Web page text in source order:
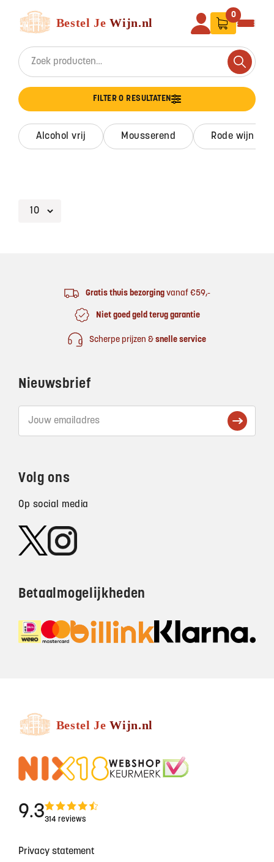
Search for:
Search
0
FILTER 0 RESULTATEN
alcohol vrij mousserend rode wijn
Gratis thuis bezorgingvanaf €59,-
Niet goed geld terug garantie
Scherpe prijzen & snelle service
Nieuwsbrief
Volg ons
Op social media
Betaalmogelijkheden
9.3314 reviews
Privacy statement